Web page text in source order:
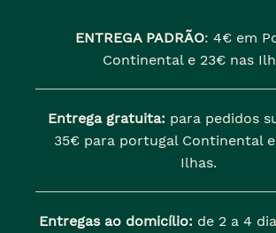
ENTREGA PADRÃO: 4€ em
Continental e 23€ nas
Entrega gratuita: para pedidos
35€ para portugal Continental
Ilhas.
Entregas ao domicílio: de 2 a 4